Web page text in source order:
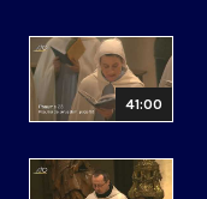
41:00